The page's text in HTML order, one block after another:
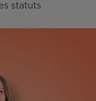
statuts